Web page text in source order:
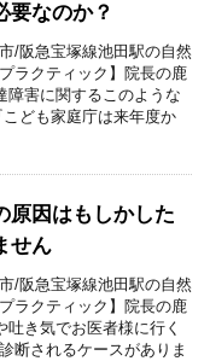
要なのか？
/阪急宝塚線池田駅の自然
ラクティック】院長の鹿
障害に関するこのような
ども家庭庁は来年度か
原因はもしかした
せん
/阪急宝塚線池田駅の自然
ラクティック】院長の鹿
き気でお医者様に行く
断されるケースがありま